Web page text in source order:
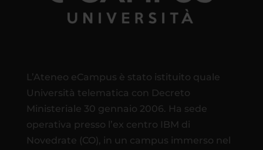
L’Ateneo eCampus è stato istituito quale
Università telematica con Decreto
Ministeriale 30 gennaio 2006. Ha sede
operativa presso l’ex centro IBM di
Novedrate (CO), in un campus immerso nel